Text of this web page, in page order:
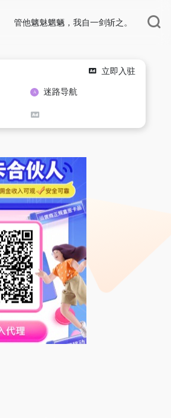
管他魑魅魍魉，我自一剑斩之。
立即入驻
迷路导航